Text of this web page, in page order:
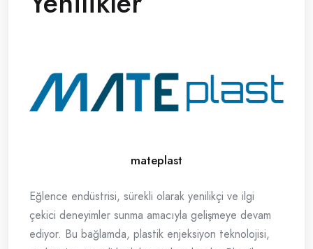
mateplast
Eğlence endüstrisi, sürekli olarak yenilikçi ve ilgi
çekici deneyimler sunma amacıyla gelişmeye devam
ediyor. Bu bağlamda, plastik enjeksiyon teknolojisi,